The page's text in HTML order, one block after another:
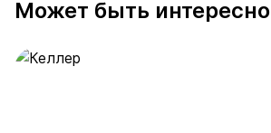
Может быть интересно